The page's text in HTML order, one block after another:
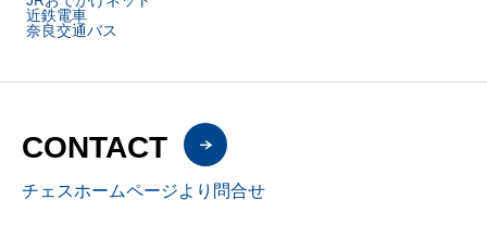
近鉄電車
奈良交通バス
CONTACT
チェスホームページより問合せ